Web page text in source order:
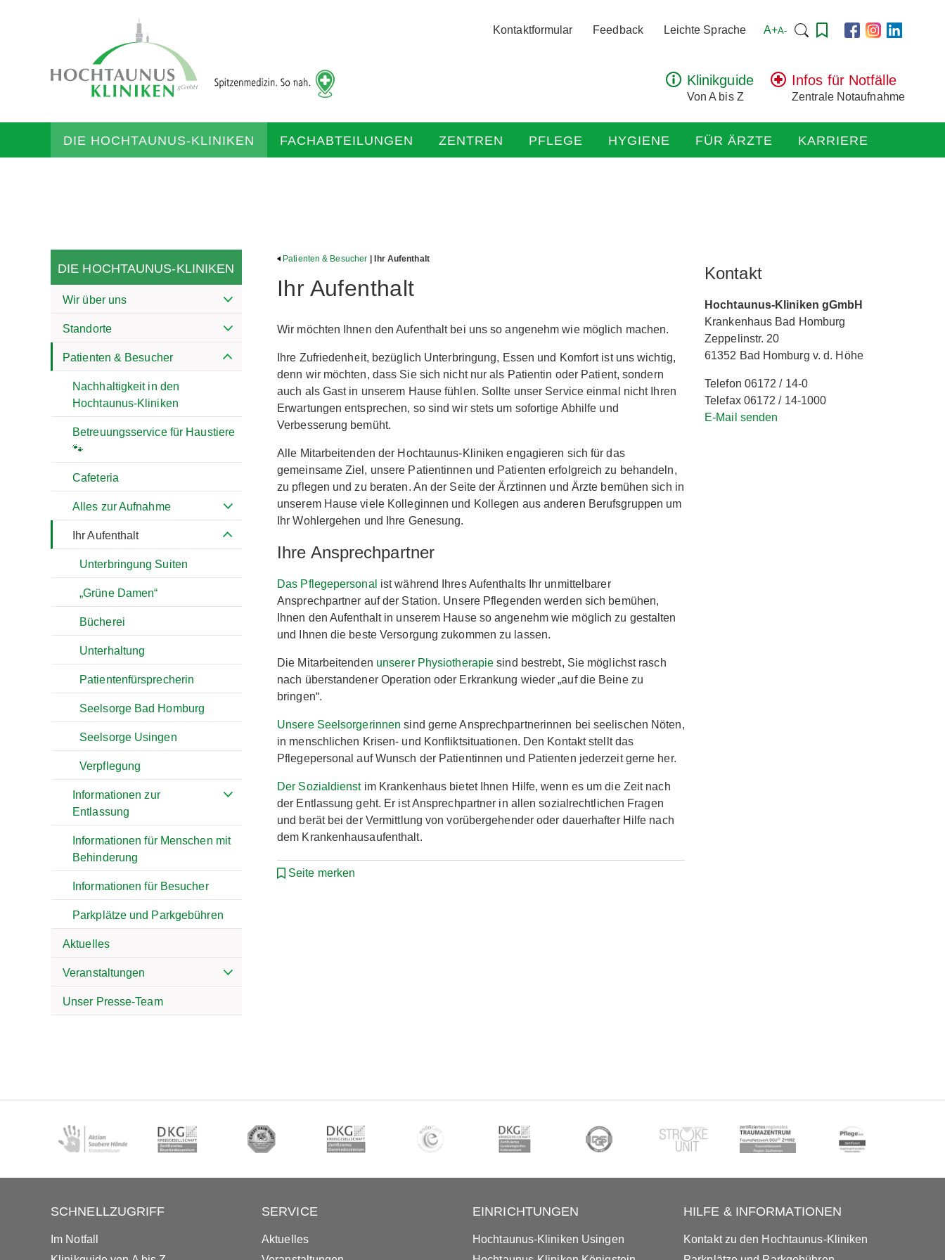
zur
Startseite
Kontaktformular Feedback Leichte Sprache A+A- Suchen
Klinikguide
Von A bis Z
Infos für Notfälle
Zentrale Notaufnahme
DIE HOCHTAUNUS-KLINIKEN FACHABTEILUNGEN ZENTREN PFLEGE HYGIENE FÜR ÄRZTE KARRIERE
DIE HOCHTAUNUS-KLINIKEN
Wir über uns
Standorte
Patienten & Besucher
Nachhaltigkeit in den
Hochtaunus-Kliniken
Betreuungsservice für Haustiere
🐾
Cafeteria
Alles zur Aufnahme
Ihr Aufenthalt
Unterbringung Suiten
„Grüne Damen“
Bücherei
Unterhaltung
Patientenfürsprecherin
Seelsorge Bad Homburg
Seelsorge Usingen
Verpflegung
Informationen zur
Entlassung
Informationen für Menschen mit
Behinderung
Informationen für Besucher
Parkplätze und Parkgebühren
Aktuelles
Veranstaltungen
Unser Presse-Team
Patienten & Besucher | Ihr Aufenthalt
Ihr Aufenthalt
Wir möchten Ihnen den Aufenthalt bei uns so angenehm wie möglich machen.
Ihre Zufriedenheit, bezüglich Unterbringung, Essen und Komfort ist uns wichtig,
denn wir möchten, dass Sie sich nicht nur als Patientin oder Patient, sondern
auch als Gast in unserem Hause fühlen. Sollte unser Service einmal nicht Ihren
Erwartungen entsprechen, so sind wir stets um sofortige Abhilfe und
Verbesserung bemüht.
Alle Mitarbeitenden der Hochtaunus-Kliniken engagieren sich für das
gemeinsame Ziel, unsere Patientinnen und Patienten erfolgreich zu behandeln,
zu pflegen und zu beraten. An der Seite der Ärztinnen und Ärzte bemühen sich in
unserem Hause viele Kolleginnen und Kollegen aus anderen Berufsgruppen um
Ihr Wohlergehen und Ihre Genesung.
Ihre Ansprechpartner
Das Pflegepersonal ist während Ihres Aufenthalts Ihr unmittelbarer
Ansprechpartner auf der Station. Unsere Pflegenden werden sich bemühen,
Ihnen den Aufenthalt in unserem Hause so angenehm wie möglich zu gestalten
und Ihnen die beste Versorgung zukommen zu lassen.
Die Mitarbeitenden unserer Physiotherapie sind bestrebt, Sie möglichst rasch
nach überstandener Operation oder Erkrankung wieder „auf die Beine zu
bringen“.
Unsere Seelsorgerinnen sind gerne Ansprechpartnerinnen bei seelischen Nöten,
in menschlichen Krisen- und Konfliktsituationen. Den Kontakt stellt das
Pflegepersonal auf Wunsch der Patientinnen und Patienten jederzeit gerne her.
Der Sozialdienstim Krankenhaus bietet Ihnen Hilfe, wenn es um die Zeit nach
der Entlassung geht. Er ist Ansprechpartner in allen sozialrechtlichen Fragen
und berät bei der Vermittlung von vorübergehender oder dauerhafter Hilfe nach
dem Krankenhausaufenthalt.
Seite merken
Kontakt
Hochtaunus-Kliniken gGmbH
Krankenhaus Bad Homburg
Zeppelinstr. 20
61352 Bad Homburg v. d. Höhe
Telefon 06172 / 14-0
Telefax 06172 / 14-1000
E-Mail senden
SCHNELLZUGRIFF
Im Notfall
SERVICE
Aktuelles
EINRICHTUNGEN
Hochtaunus-Kliniken Usingen
HILFE & INFORMATIONEN
Kontakt zu den Hochtaunus-Kliniken